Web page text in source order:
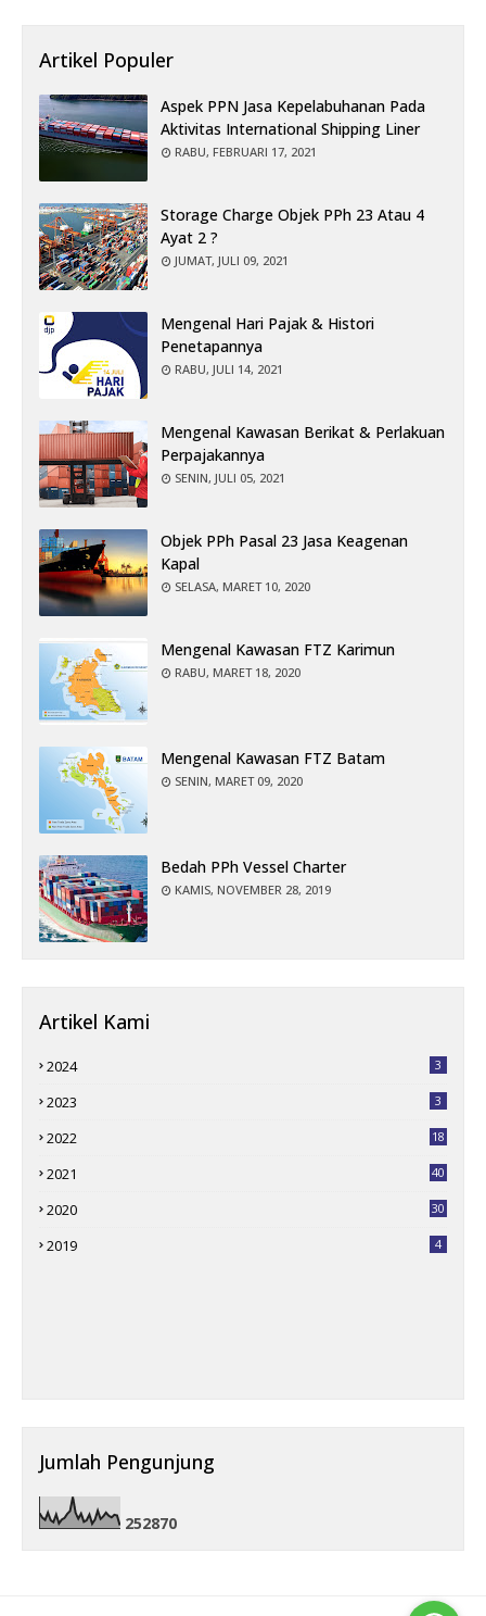
Artikel Populer
Aspek PPN Jasa Kepelabuhanan Pada
Aktivitas International Shipping Liner
RABU, FEBRUARI 17, 2021
Storage Charge Objek PPh 23 Atau 4
Ayat 2 ?
JUMAT, JULI 09, 2021
Mengenal Hari Pajak & Histori
Penetapannya
RABU, JULI 14, 2021
Mengenal Kawasan Berikat & Perlakuan
Perpajakannya
SENIN, JULI 05, 2021
Objek PPh Pasal 23 Jasa Keagenan
Kapal
SELASA, MARET 10, 2020
Mengenal Kawasan FTZ Karimun
RABU, MARET 18, 2020
Mengenal Kawasan FTZ Batam
SENIN, MARET 09, 2020
Bedah PPh Vessel Charter
KAMIS, NOVEMBER 28, 2019
Artikel Kami
2024 3
2023 3
2022 18
2021 40
2020 30
2019 4
Jumlah Pengunjung
252870